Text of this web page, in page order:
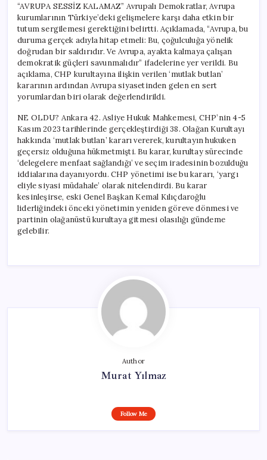
“AVRUPA SESSİZ KALAMAZ” Avrupalı Demokratlar, Avrupa
kurumlarının Türkiye’deki gelişmelere karşı daha etkin bir
tutum sergilemesi gerektiğini belirtti. Açıklamada, “Avrupa, bu
duruma gerçek adıyla hitap etmeli: Bu, çoğulculuğa yönelik
doğrudan bir saldırıdır. Ve Avrupa, ayakta kalmaya çalışan
demokratik güçleri savunmalıdır” ifadelerine yer verildi. Bu
açıklama, CHP kurultayına ilişkin verilen ‘mutlak butlan’
kararının ardından Avrupa siyasetinden gelen en sert
yorumlardan biri olarak değerlendirildi.
NE OLDU? Ankara 42. Asliye Hukuk Mahkemesi, CHP’nin 4-5
Kasım 2023 tarihlerinde gerçekleştirdiği 38. Olağan Kurultayı
hakkında ‘mutlak butlan’ kararı vererek, kurultayın hukuken
geçersiz olduğuna hükmetmişti. Bu karar, kurultay sürecinde
‘delegelere menfaat sağlandığı’ ve seçim iradesinin bozulduğu
iddialarına dayanıyordu. CHP yönetimi ise bu kararı, ‘yargı
eliyle siyasi müdahale’ olarak nitelendirdi. Bu karar
kesinleşirse, eski Genel Başkan Kemal Kılıçdaroğlu
liderliğindeki önceki yönetimin yeniden göreve dönmesi ve
partinin olağanüstü kurultaya gitmesi olasılığı gündeme
gelebilir.
Author
Murat Yılmaz
Follow Me